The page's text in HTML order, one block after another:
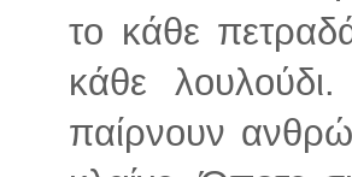
το κάθε
κάθε
παίρνουν